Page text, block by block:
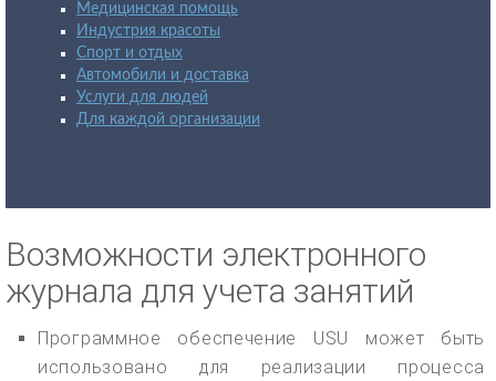
Медицинская помощь
Индустрия красоты
Спорт и отдых
Автомобили и доставка
Услуги для людей
Для каждой организации
Возможности электронного
журнала для учета занятий
Программное обеспечение USU может быть
использовано для реализации процесса